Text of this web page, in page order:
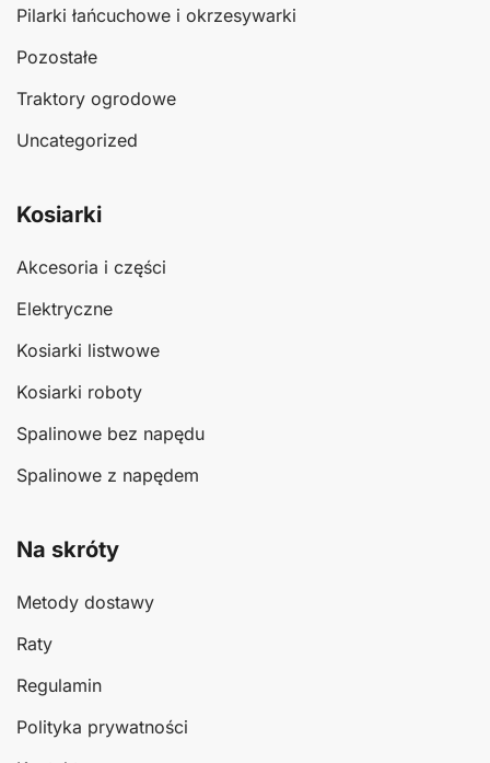
Pilarki łańcuchowe i okrzesywarki
Pozostałe
Traktory ogrodowe
Uncategorized
Kosiarki
Akcesoria i części
Elektryczne
Kosiarki listwowe
Kosiarki roboty
Spalinowe bez napędu
Spalinowe z napędem
Na skróty
Metody dostawy
Raty
Regulamin
Polityka prywatności